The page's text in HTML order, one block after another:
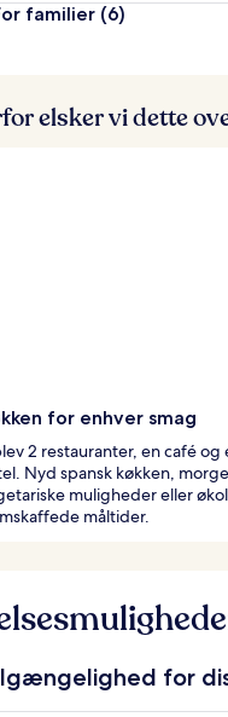
d
familier (6)
elsker vi dette
for enhver smag
2 restauranter, en café og
Nyd spansk køkken,
muligheder eller
måltider.
for